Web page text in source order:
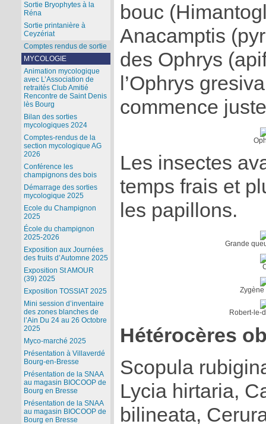
bouc
Anacamptis
des Ophrys
l’Ophrys
commence
Les insectes
temps frais et
les papillons.
Grande
Zygène
Robert-le-
Hétérocères
Scopula
Lycia hirtaria,
bilineata,
Sortie Bryophytes à la
Réna
Sortie printanière à
Ceyzériat
Comptes rendus de sortie
MYCOLOGIE
Animation mycologique
avec L’Association de
retraités Club Amitié
Rencontre de Saint Denis
lès Bourg
Bilan des sorties
mycologiques 2024
Comptes-rendus de la
section mycologique AG
2026
Conférence les
champignons des bois
Démarrage des sorties
mycologique 2025
Ecole du Champignon
2025
École du champignon
2025-2026
Exposition aux Journées
des fruits d’Automne 2025
Exposition St AMOUR
(39) 2025
Exposition TOSSIAT 2025
Mini session d’inventaire
des zones blanches de
l’Ain Du 24 au 26 Octobre
2025
Myco-marché 2025
Présentation à Villaverdé
Bourg-en-Bresse
Présentation de la SNAA
au magasin BIOCOOP de
Bourg en Bresse
Présentation de la SNAA
au magasin BIOCOOP de
Bourg en Bresse